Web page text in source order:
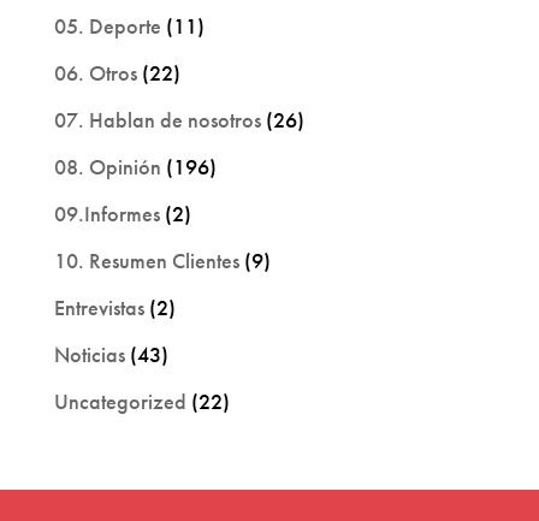
05. Deporte (11)
06. Otros(22)
07. Hablan de nosotros(26)
08. Opinión (196)
09.Informes(2)
10. Resumen Clientes(9)
Entrevistas(2)
Noticias(43)
Uncategorized (22)